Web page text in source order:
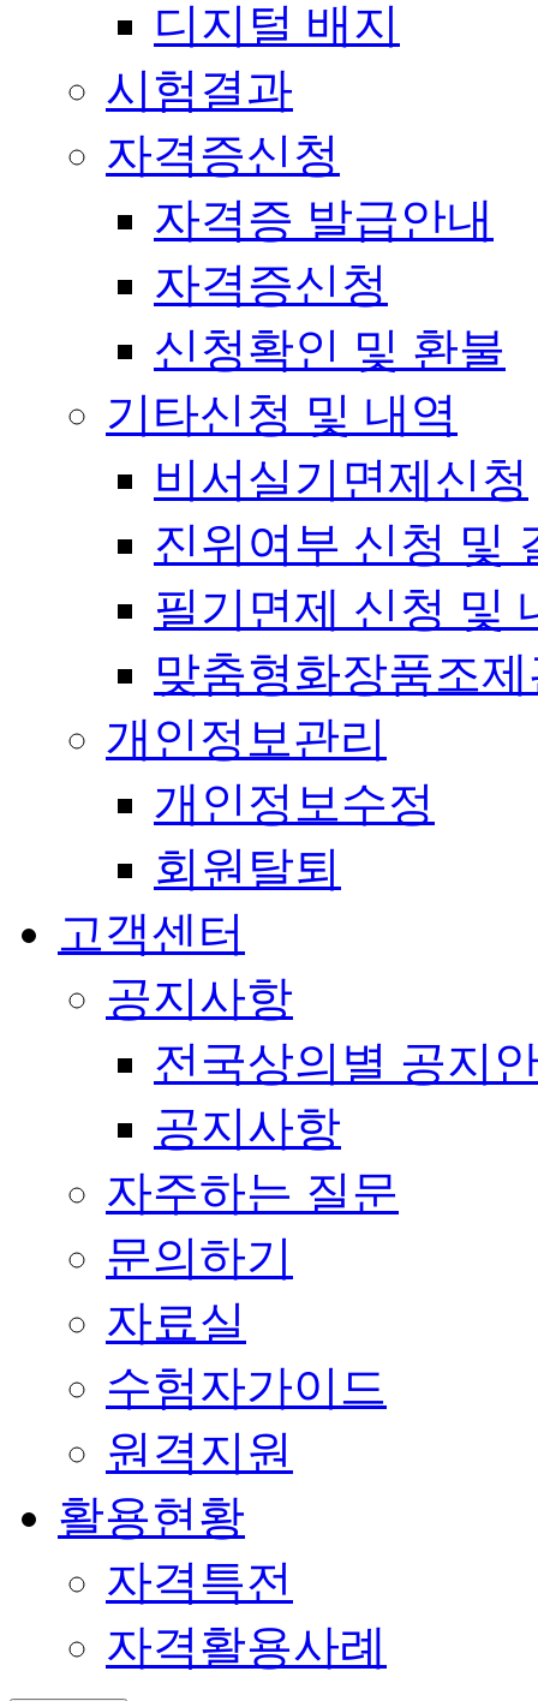
디지털 배지
시험결과
자격증신청
자격증 발급안내
자격증신청
신청확인 및 환불
기타신청 및 내역
비서실기면제신청
진위여부 신청 및
필기면제 신청 및
맞춤형화장품조
개인정보관리
개인정보수정
회원탈퇴
고객센터
공지사항
전국상의별 공지
공지사항
자주하는 질문
문의하기
자료실
수험자가이드
원격지원
활용현황
자격특전
자격활용사례